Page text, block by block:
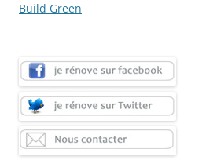
Build Green